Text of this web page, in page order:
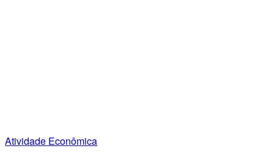
Atividade Econômica